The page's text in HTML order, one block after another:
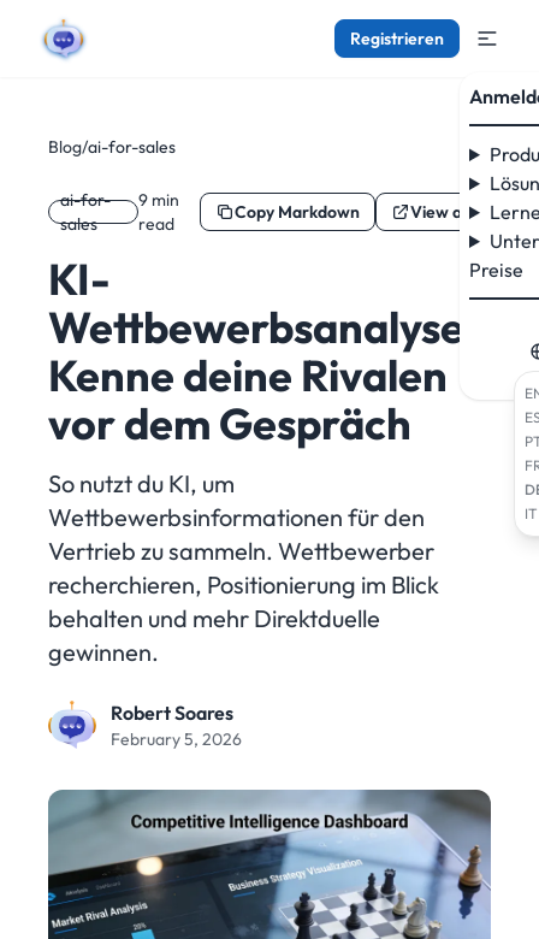
Registrieren
Preise
IT
Blog/ai-for-sales
ai-for-
sales
9 min
read
Copy Markdown View as
KI-
Wettbewerbsanalyse:
Kenne deine Rivalen
vor dem Gespräch
So nutzt du KI, um
Wettbewerbsinformationen für den
Vertrieb zu sammeln. Wettbewerber
recherchieren, Positionierung im Blick
behalten und mehr Direktduelle
gewinnen.
Robert Soares
February 5, 2026